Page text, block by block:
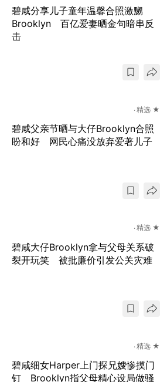
碧咸分享儿子童年温馨合照激嬲
Brooklyn 百亿爱妻晒金句暗串反
击
精选 ★
碧咸父亲节晒与大仔Brooklyn合照
盼和好 网民心痛没放弃爱著儿子
精选 ★
碧咸大仔Brooklyn拿与父母关系破
裂开玩笑 被批廉价引发公关灾难
精选 ★
碧咸细女Harper上门探兄嫂惨摸门
钉 Brooklyn指父母精心设局做骚